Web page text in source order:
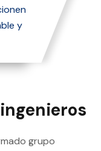
y
grupo